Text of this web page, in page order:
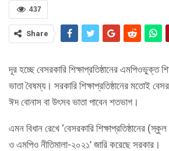
437
Share
দূর হচ্ছে বেসরকারি শিক্ষাপ্রতিষ্ঠানের এমপিওভুক্ত
ভাতা বৈষম্য। সরকারি শিক্ষাপ্রতিষ্ঠানের মতোই
ঈদ বোনাস বা উৎসব ভাতা পাবেন শতভাগ।
এমন বিধান রেখে ‘বেসরকারি শিক্ষাপ্রতিষ্ঠানের
ও এমপিও নীতিমালা-২০২১’ জারি করেছে সরকার।